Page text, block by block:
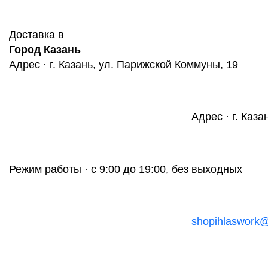
Доставка в
Город Казань
Адрес · г. Казань, ул. Парижской Коммуны, 19
Адрес · г.
Режим работы · с 9:00 до 19:00, без выходных